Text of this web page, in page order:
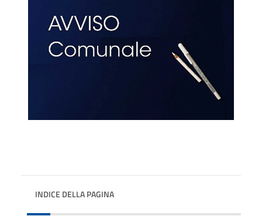
INDICE DELLA PAGINA